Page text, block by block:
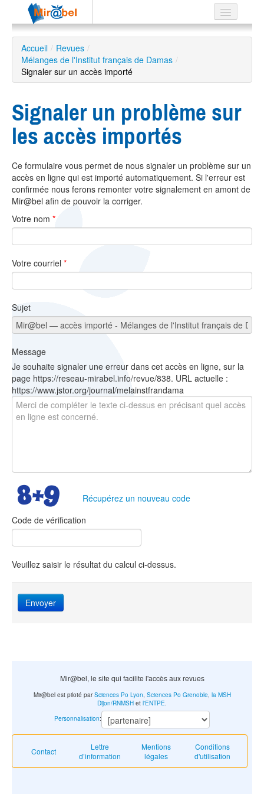
Le réseau
Soutien
Listes
Recherche
EN
ES
Accueil / Revues /
Mélanges de l'Institut français de Damas /
Signaler sur un accès importé
Signaler un problème sur
les accès importés
Ce formulaire vous permet de nous signaler un problème sur un
accès en ligne qui est importé automatiquement. Si l'erreur est
confirmée nous ferons remonter votre signalement en amont de
Mir@bel afin de pouvoir la corriger.
Votre nom *
Votre courriel *
Sujet
Message
Je souhaite signaler une erreur dans cet accès en ligne, sur la
page https://reseau-mirabel.info/revue/838. URL actuelle :
https://www.jstor.org/journal/melainstfrandama
Récupérez un nouveau code
Code de vérification
Veuillez saisir le résultat du calcul ci-dessus.
Envoyer
Mir@bel, le site qui facilite l'accès aux revues
Contact
Lettre
d’information
Mentions
légales
Conditions
d'utilisation
Mir@bel est piloté parSciences Po Lyon Sciences Po Grenoble, la MSH
Dijon/RNMSH et l'ENTPE
Personnalisation: